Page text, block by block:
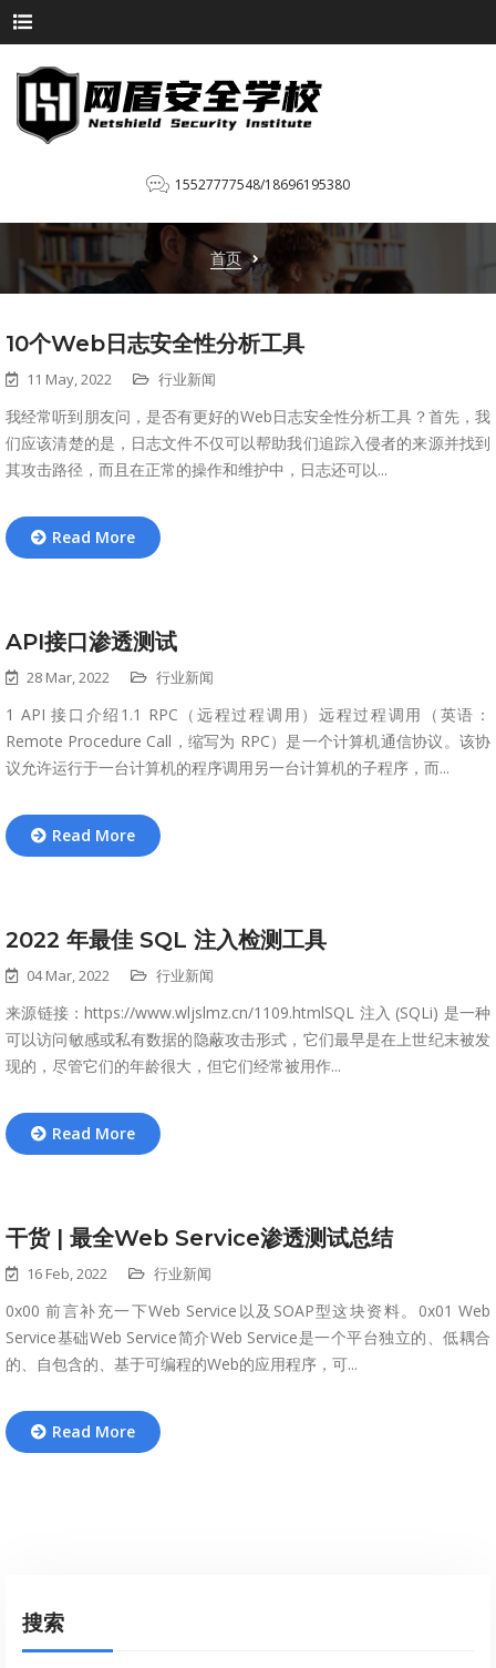
15527777548/18696195380
首页
10个Web日志安全性分析工具
11 May, 2022 行业新闻
我经常听到朋友问，是否有更好的Web日志安全性分析工具？首先，我
们应该清楚的是，日志文件不仅可以帮助我们追踪入侵者的来源并找到
其攻击路径，而且在正常的操作和维护中，日志还可以...
Read More
API接口渗透测试
28 Mar, 2022 行业新闻
1 API 接口介绍1.1 RPC（远程过程调用）远程过程调用（英语：
Remote Procedure Call，缩写为 RPC）是一个计算机通信协议。该协
议允许运行于一台计算机的程序调用另一台计算机的子程序，而...
Read More
2022 年最佳 SQL 注入检测工具
04 Mar, 2022 行业新闻
来源链接：https://www.wljslmz.cn/1109.htmlSQL 注入 (SQLi) 是一种
可以访问敏感或私有数据的隐蔽攻击形式，它们最早是在上世纪末被发
现的，尽管它们的年龄很大，但它们经常被用作...
Read More
干货 | 最全Web Service渗透测试总结
16 Feb, 2022 行业新闻
0x00 前言补充一下Web Service以及SOAP型这块资料。0x01 Web
Service基础Web Service简介Web Service是一个平台独立的、低耦合
的、自包含的、基于可编程的Web的应用程序，可...
Read More
搜索